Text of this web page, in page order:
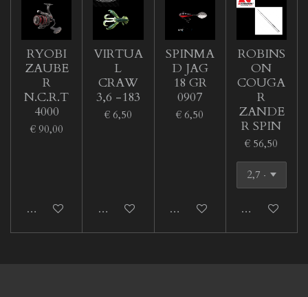
RYOBI
ZAUBE
R
N.C.R.T
4000
€ 90,00
In winkelwagen
VIRTUA
L
CRAW
3,6 -183
€ 6,50
In winkelwagen
SPINMA
D JAG
18 GR
0907
€ 6,50
In winkelwagen
ROBINS
ON
COUGA
R
ZANDE
R SPIN
€ 56,50
In